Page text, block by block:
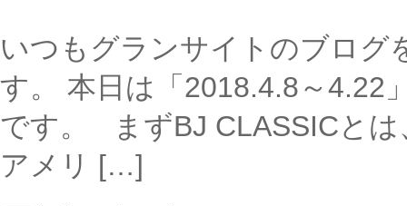
いつもグランサイトのブログ
す。 本日は「2018.4.8～4.22
です。 まずBJ CLASSICとは
アメリ […]